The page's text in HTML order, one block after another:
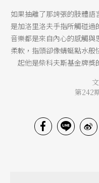
如果抽離了那誇張的肢體
是加洛里洛夫手指所觸碰
音樂都是來自內心的感觸
柔軟，指頭卻像蜻蜓點水般
起他是柴科夫斯基金牌獎
第242